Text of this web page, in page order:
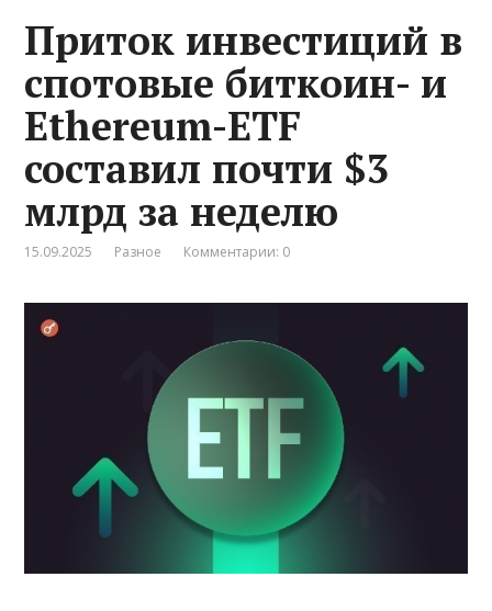
Приток инвестиций в
спотовые биткоин- и
Ethereum-ETF
составил почти $3
млрд за неделю
15.09.2025 Разное Комментарии: 0